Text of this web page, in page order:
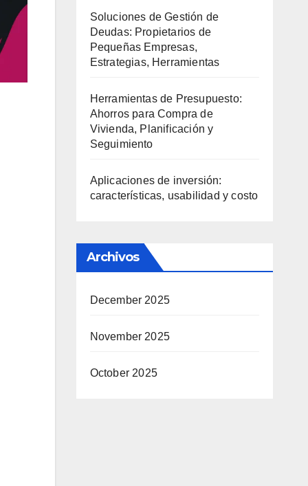
Soluciones de Gestión de
Deudas: Propietarios de
Pequeñas Empresas,
Estrategias, Herramientas
Herramientas de Presupuesto:
Ahorros para Compra de
Vivienda, Planificación y
Seguimiento
Aplicaciones de inversión:
características, usabilidad y costo
Archivos
December 2025
November 2025
October 2025